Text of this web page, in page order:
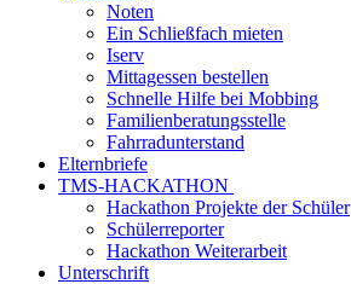
Noten
Ein Schließfach mieten
Iserv
Mittagessen bestellen
Schnelle Hilfe bei Mobbing
Familienberatungsstelle
Fahrradunterstand
Elternbriefe
TMS-HACKATHON
Hackathon Projekte der Schüler
Schülerreporter
Hackathon Weiterarbeit
Unterschrift